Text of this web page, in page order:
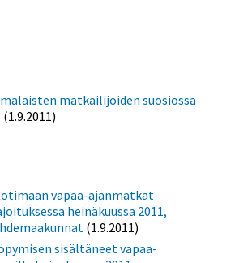
matkailijoiden suosiossa
(1.9.2011)
vapaa-ajanmatkat
heinäkuussa 2011,
(1.9.2011)
sisältäneet vapaa-